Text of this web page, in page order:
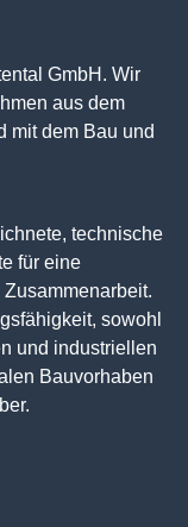
GmbH. Wir
aus dem
mit dem Bau und
technische
für eine
sowohl
und industriellen
Bauvorhaben